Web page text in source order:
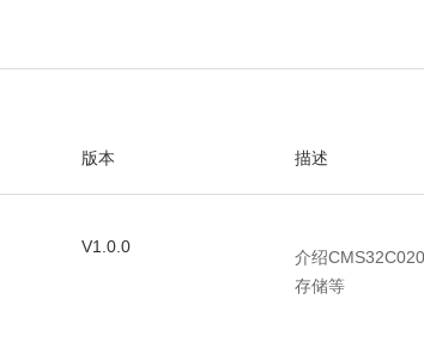
版本 描述
V1.0.0
介绍
存储等